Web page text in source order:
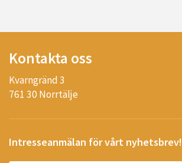
Kontakta oss
Kvarngränd 3
761 30 Norrtälje
Intresseanmälan för vårt nyhetsbrev!